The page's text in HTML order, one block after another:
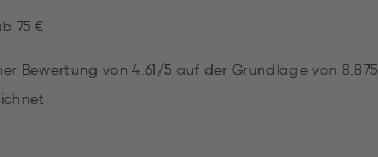
75 €
Bewertung von 4.61/5 auf der Grundlage von 8.875